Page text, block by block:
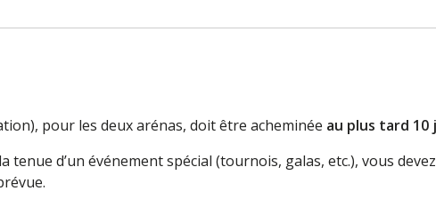
pour les deux arénas, doit être acheminée au plus tard 10
d’un événement spécial (tournois, galas, etc.), vous